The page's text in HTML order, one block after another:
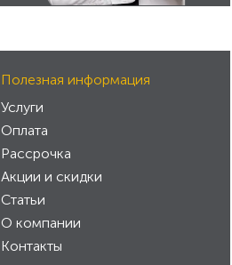
Полезная информация
Услуги
Оплата
Рассрочка
Акции и скидки
Статьи
О компании
Контакты